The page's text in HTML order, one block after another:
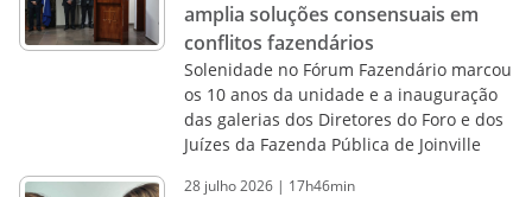
amplia soluções consensuais em
conflitos fazendários
Solenidade no Fórum Fazendário marcou
os 10 anos da unidade e a inauguração
das galerias dos Diretores do Foro e dos
Juízes da Fazenda Pública de Joinville
28 julho2026 | 17h46min